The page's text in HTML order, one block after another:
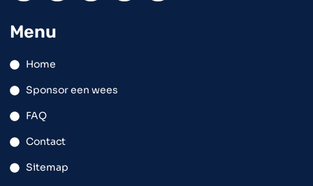
Menu
Home
Sponsor een wees
FAQ
Contact
Sitemap